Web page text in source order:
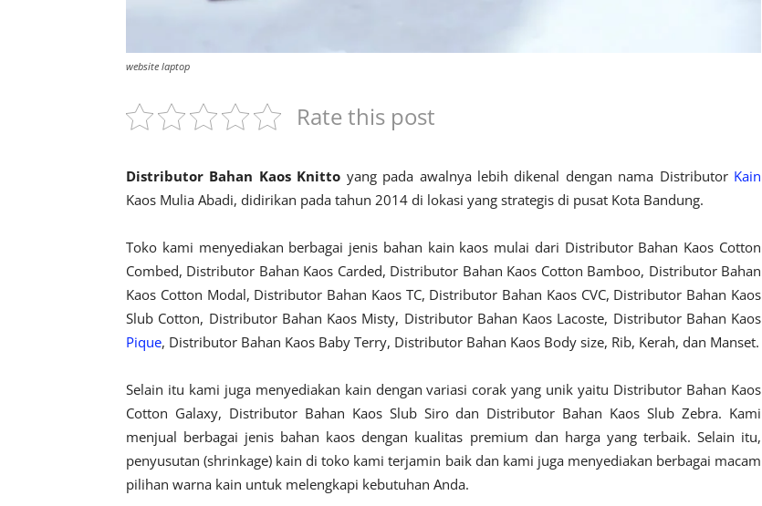
website laptop
Rate this post
Distributor Bahan Kaos Knitto yang pada awalnya lebih dikenal dengan nama Distributor Kain
Kaos Mulia Abadi, didirikan pada tahun 2014 di lokasi yang strategis di pusat Kota Bandung.
Toko kami menyediakan berbagai jenis bahan kain kaos mulai dari Distributor Bahan Kaos Cotton
Combed, Distributor Bahan Kaos Carded, Distributor Bahan Kaos Cotton Bamboo, Distributor Bahan
Kaos Cotton Modal, Distributor Bahan Kaos TC, Distributor Bahan Kaos CVC, Distributor Bahan Kaos
Slub Cotton, Distributor Bahan Kaos Misty, Distributor Bahan Kaos Lacoste, Distributor Bahan Kaos
Pique, Distributor Bahan Kaos Baby Terry, Distributor Bahan Kaos Body size, Rib, Kerah, dan Manset.
Selain itu kami juga menyediakan kain dengan variasi corak yang unik yaitu Distributor Bahan Kaos
Cotton Galaxy, Distributor Bahan Kaos Slub Siro dan Distributor Bahan Kaos Slub Zebra. Kami
menjual berbagai jenis bahan kaos dengan kualitas premium dan harga yang terbaik. Selain itu,
penyusutan (shrinkage) kain di toko kami terjamin baik dan kami juga menyediakan berbagai macam
pilihan warna kain untuk melengkapi kebutuhan Anda.